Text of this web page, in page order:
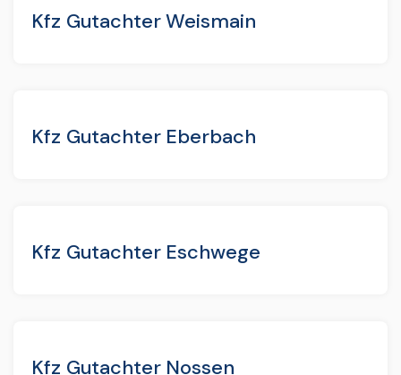
Kfz Gutachter Weismain
Kfz Gutachter Eberbach
Kfz Gutachter Eschwege
Kfz Gutachter Nossen